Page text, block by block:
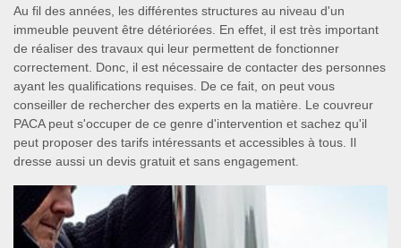
Au fil des années, les différentes structures au niveau d'un
immeuble peuvent être détériorées. En effet, il est très important
de réaliser des travaux qui leur permettent de fonctionner
correctement. Donc, il est nécessaire de contacter des personnes
ayant les qualifications requises. De ce fait, on peut vous
conseiller de rechercher des experts en la matière. Le couvreur
PACA peut s'occuper de ce genre d'intervention et sachez qu'il
peut proposer des tarifs intéressants et accessibles à tous. Il
dresse aussi un devis gratuit et sans engagement.